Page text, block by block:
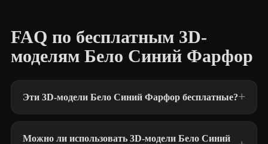
FAQ по бесплатным 3D-
моделям Бело Синий Фарфор
Эти 3D-модели Бело Синий Фарфор бесплатные?
Можно ли использовать 3D-модели Бело Синий